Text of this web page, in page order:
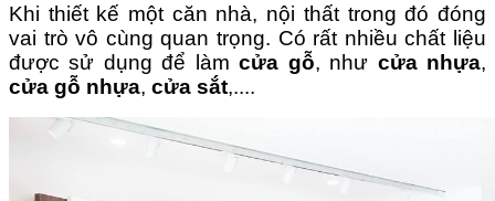
Khi thiết kế một căn nhà, nội thất trong đó đóng
vai trò vô cùng quan trọng. Có rất nhiều chất liệu
được sử dụng để làmcửa gỗ, như cửa nhựa,
cửa gỗ nhựa, cửa sắt,....